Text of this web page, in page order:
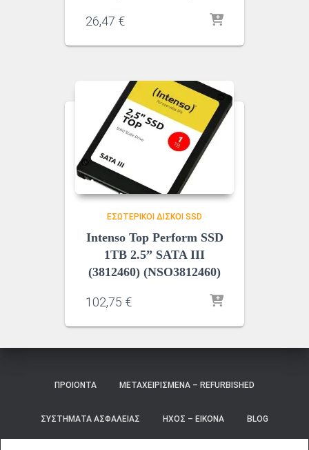
26,47 €
ΕΣΩΤΕΡΙΚΟΊ ΔΊΣΚΟΙ SSD
Intenso Top Perform SSD
1TB 2.5” SATA III
(3812460) (NSO3812460)
102,75 €
ΠΡΟΙΌΝΤΑ ΜΕΤΑΧΕΙΡΙΣΜΈΝΑ – REFURBISHED
ΣΥΣΤΉΜΑΤΑ ΑΣΦΑΛΕΊΑΣ ΉΧΟΣ – ΕΙΚΌΝΑ BLOG